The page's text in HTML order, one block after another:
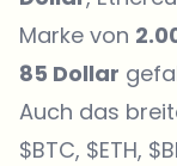
Marke von
85 Dollar
Auch das
$BTC, $ETH,